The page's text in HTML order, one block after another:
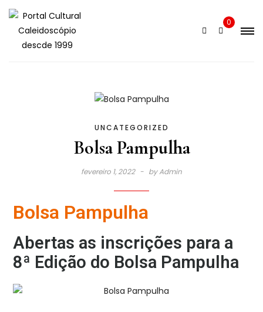
0
UNCATEGORIZED
Bolsa Pampulha
fevereiro 1, 2022 byAdmin
Bolsa Pampulha
Abertas as inscrições para a
8ª Edição do Bolsa Pampulha